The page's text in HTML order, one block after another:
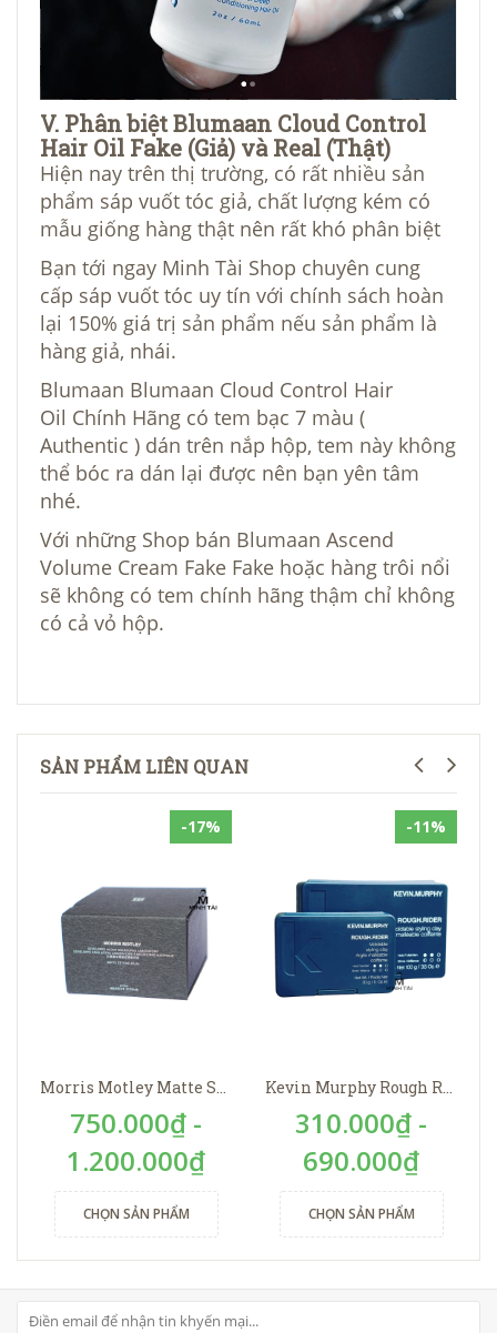
V. Phân biệt Blumaan Cloud Control
Hair Oil Fake (Giả) và Real (Thật)
Hiện nay trên thị trường, có rất nhiều sản
phẩm sáp vuốt tóc giả, chất lượng kém có
mẫu giống hàng thật nên rất khó phân biệt
Bạn tới ngay Minh Tài Shop chuyên cung
cấp sáp vuốt tóc uy tín với chính sách hoàn
lại 150% giá trị sản phẩm nếu sản phẩm là
hàng giả, nhái.
Blumaan Blumaan Cloud Control Hair
Oil Chính Hãng có tem bạc 7 màu (
Authentic ) dán trên nắp hộp, tem này không
thể bóc ra dán lại được nên bạn yên tâm
nhé.
Với những Shop bán Blumaan Ascend
Volume Cream Fake Fake hoặc hàng trôi nổi
sẽ không có tem chính hãng thậm chỉ không
có cả vỏ hộp.
SẢN PHẨM LIÊN QUAN
-17%
Morris Motley Matte Styling Balm
750.000₫ -
1.200.000₫
CHỌN SẢN PHẨM
-11%
Kevin Murphy Rough Rider
310.000₫ -
690.000₫
CHỌN SẢN PHẨM